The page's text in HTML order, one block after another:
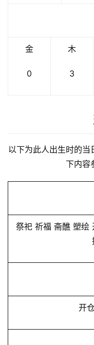
金
0
木
3
以下为此人出生时的
下内容
祭祀 祈福 斋醮 塑绘
开